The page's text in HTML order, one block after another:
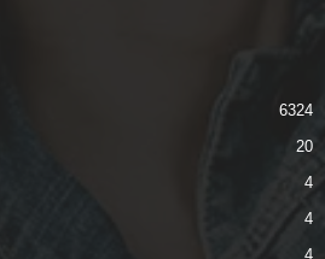
6324
20
4
4
4